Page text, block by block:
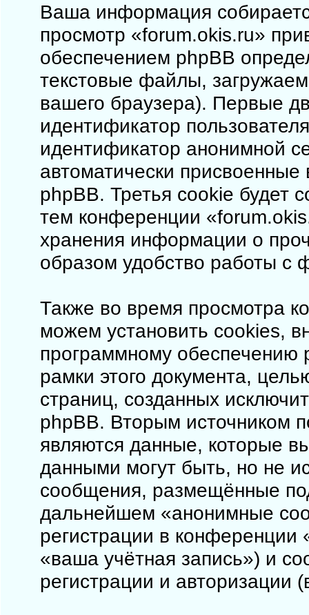
Ваша информация
просмотр «forum.okis.ru»
обеспечением phpBB
текстовые файлы,
вашего браузера). Первые
идентификатор
идентификатор анонимной
автоматически
phpBB. Третья cookie будет
тем конференции
хранения информации о
образом удобство работы с
Также во время просмотра
можем установить cookies,
программному обеспечению
рамки этого документа,
страниц, созданных
phpBB. Вторым источником
являются данные, которые
данными могут быть, но не
сообщения, размещённые
дальнейшем «анонимные
регистрации в
«ваша учётная запись») и
регистрации и